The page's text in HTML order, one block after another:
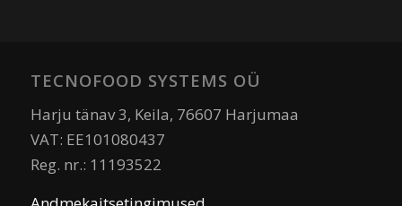
TECNOFOOD SYSTEMS OÜ
Harju tänav 3, Keila, 76607 Harjumaa
VAT: EE101080437
Reg. nr.: 11193522